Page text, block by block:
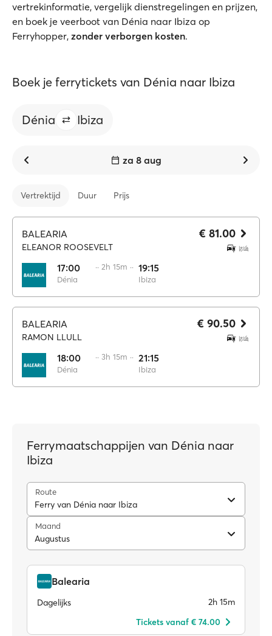
vertrekinformatie, vergelijk dienstregelingen en prijzen,
en boek je veerboot van Dénia naar Ibiza op
Ferryhopper, zonder verborgen kosten.
Boek je ferrytickets van Dénia naar Ibiza
Dénia Ibiza
za 8 aug
Vertrektijd Duur Prijs
BALEARIA
ELEANOR ROOSEVELT
17:00
Dénia
·· 2h 15m ·· 19:15
Ibiza
€ 81.00
BALEARIA
RAMON LLULL
18:00
Dénia
·· 3h 15m ·· 21:15
Ibiza
€ 90.50
Ferrymaatschappijen van Dénia naar
Ibiza
Route
Ferry van Dénia naar Ibiza
Maand
Augustus
Balearia
Dagelijks
2h 15m
Tickets vanaf € 74.00